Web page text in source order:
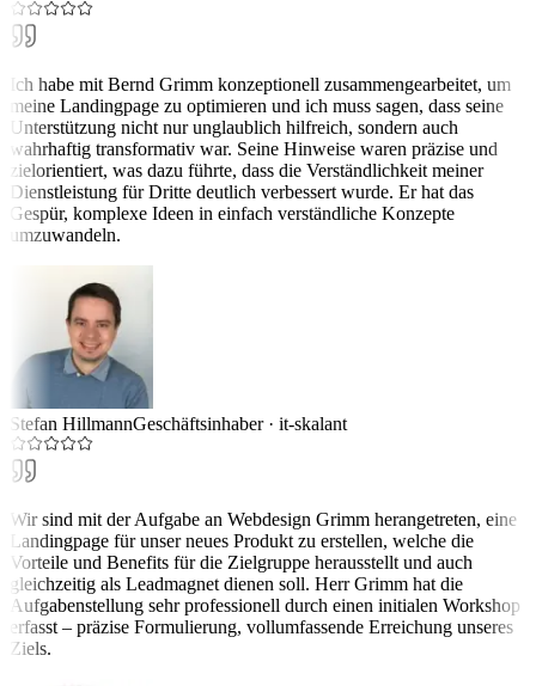
Ich habe mit Bernd Grimm konzeptionell zusammengearbeitet, um
meine Landingpage zu optimieren und ich muss sagen, dass seine
Unterstützung nicht nur unglaublich hilfreich, sondern auch
wahrhaftig transformativ war. Seine Hinweise waren präzise und
zielorientiert, was dazu führte, dass die Verständlichkeit meiner
Dienstleistung für Dritte deutlich verbessert wurde. Er hat das
Gespür, komplexe Ideen in einfach verständliche Konzepte
umzuwandeln.
Stefan HillmannGeschäftsinhaber· it-skalant
Wir sind mit der Aufgabe an Webdesign Grimm herangetreten, eine
Landingpage für unser neues Produkt zu erstellen, welche die
Vorteile und Benefits für die Zielgruppe herausstellt und auch
gleichzeitig als Leadmagnet dienen soll. Herr Grimm hat die
Aufgabenstellung sehr professionell durch einen initialen Workshop
erfasst – präzise Formulierung, vollumfassende Erreichung unseres
Ziels.